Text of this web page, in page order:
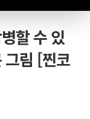
할 수 있
그림 [찐코